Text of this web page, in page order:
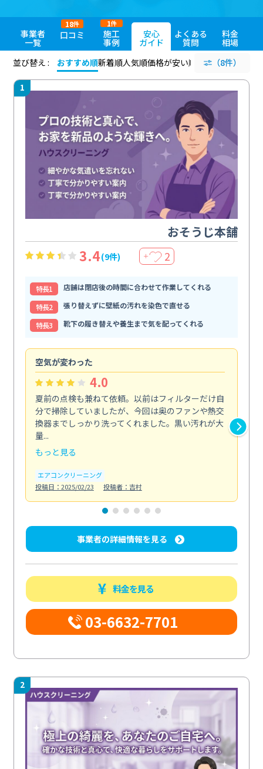
事業者
一覧
口コミ
18件
施工
事例
1件
安心
ガイド
よくある
質問
料金
相場
並び替え :
おすすめ順新着順人気順価格が安い順 評価が高い順
（8件）
1
おそうじ本舗
3.4(9件) ＋ 2
特⻑1
店舗は閉店後の時間に合わせて作業してくれる
特⻑2
張り替えずに壁紙の汚れを染色で直せる
特⻑3
靴下の履き替えや養生まで気を配ってくれる
空気が変わった
4.0
夏前の点検も兼ねて依頼。以前はフィルターだけ自
分で掃除していましたが、今回は奥のファンや熱交
換器までしっかり洗ってくれました。黒い汚れが大
量...
もっと見る
エアコンクリーニング
投稿日：2025/02/23
投稿者：吉村
事業者の詳細情報を見る
料金を見る
03-6632-7701
2